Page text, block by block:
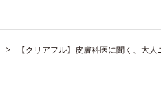
【クリアフル】皮膚科医に聞く、大